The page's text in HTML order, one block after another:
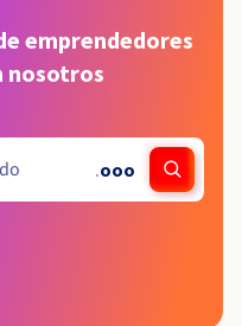
emprendedores
nosotros
.ooo